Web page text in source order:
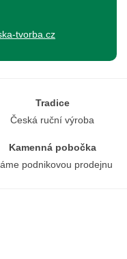
tvorba.cz
Tradice
Česká ruční výroba
Kamenná pobočka
podnikovou prodejnu